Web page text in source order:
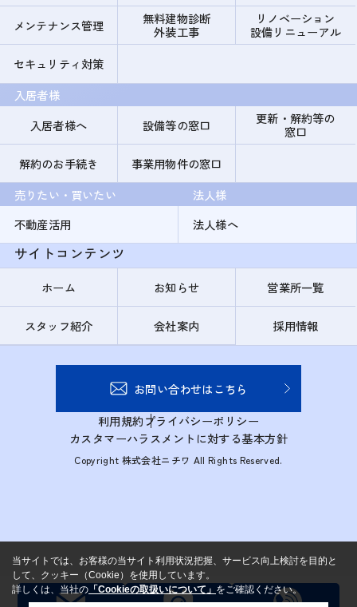
メンテナンス管理
無料建物診断
外装工事
リノベーション
設備リニューアル
セキュリティ対策
入居者様
入居者様へ
設備等の窓口
更新・解約等の
窓口
解約のお手続き
事業用物件の窓口
売りたい・買いたい
不動産活用
法人様
法人様へ
サイトコンテンツ
ホーム お知らせ 営業所一覧
スタッフ紹介 会社案内 採用情報
お問い合わせはこちら
利用規約プライバシーポリシー
カスタマーハラスメントに対する基本方針
Copyright 株式会社ニチワ All Rights Reserved.
当サイトでは、お客様の当サイト利用状況把握、サービス向上検討を目的と
して、クッキー（Cookie）を使用しています。
詳しくは、当社の 「Cookieの取扱いについて」 をご確認ください。